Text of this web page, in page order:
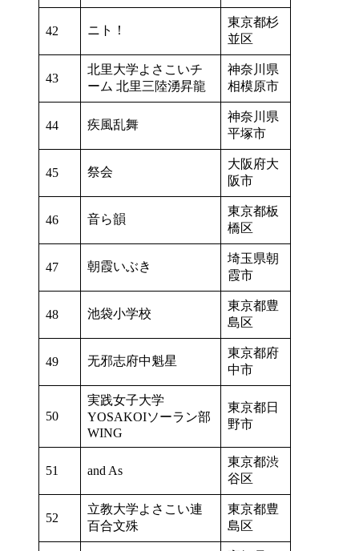
42 ニト！
東京都杉
並区
43
北里大学よさこいチ
ーム 北里三陸湧昇龍
神奈川県
相模原市
44 疾風乱舞
神奈川県
平塚市
45 祭会
大阪府大
阪市
46 音ら韻
東京都板
橋区
47 朝霞いぶき
埼玉県朝
霞市
48 池袋小学校
東京都豊
島区
49 无邪志府中魁星
東京都府
中市
50
実践女子大学
YOSAKOIソーラン部
WING
東京都日
野市
51 and As
東京都渋
谷区
52
立教大学よさこい連
百合文殊
東京都豊
島区